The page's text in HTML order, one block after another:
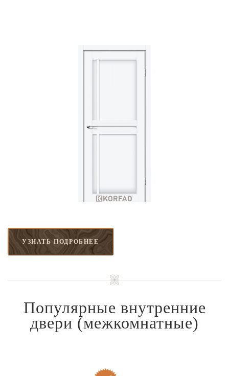
УЗНАТЬ ПОДРОБНЕЕ
Популярные внутренние
двери (межкомнатные)